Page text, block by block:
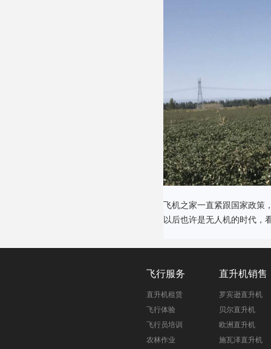
飞机之家一直紧跟国家政策
以后也许是无人机的时代，
飞行服务
直升机租赁
飞行体验
飞行员培训
农林作业
直升机销售
罗宾逊直升机
贝尔直升机
欧洲直升机
施瓦泽直升机